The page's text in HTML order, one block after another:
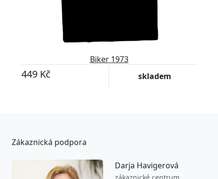
Biker 1973
449 Kč skladem
Zákaznická podpora
Darja Havigerová